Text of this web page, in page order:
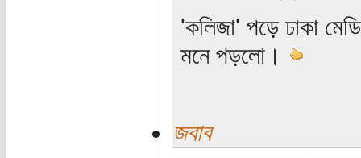
'কলিজা' পড়ে ঢাকা
মনে পড়লো।
জবাব